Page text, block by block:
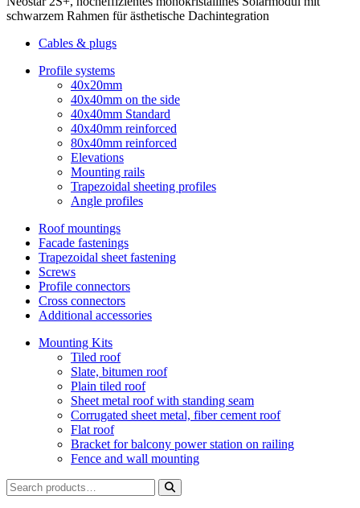
Cables & plugs
Profile systems
40x20mm
40x40mm on the side
40x40mm Standard
40x40mm reinforced
80x40mm reinforced
Elevations
Mounting rails
Trapezoidal sheeting profiles
Angle profiles
Roof mountings
Facade fastenings
Trapezoidal sheet fastening
Screws
Profile connectors
Cross connectors
Additional accessories
Mounting Kits
Tiled roof
Slate, bitumen roof
Plain tiled roof
Sheet metal roof with standing seam
Corrugated sheet metal, fiber cement roof
Flat roof
Bracket for balcony power station on railing
Fence and wall mounting
Search
for: